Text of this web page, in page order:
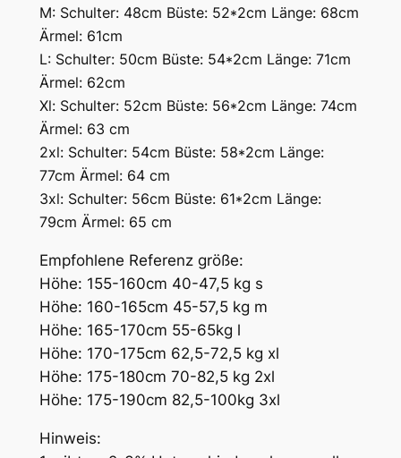
M: Schulter: 48cm Büste: 52*2cm Länge: 68cm
Ärmel: 61cm
L: Schulter: 50cm Büste: 54*2cm Länge: 71cm
Ärmel: 62cm
Xl: Schulter: 52cm Büste: 56*2cm Länge: 74cm
Ärmel: 63 cm
2xl: Schulter: 54cm Büste: 58*2cm Länge:
77cm Ärmel: 64 cm
3xl: Schulter: 56cm Büste: 61*2cm Länge:
79cm Ärmel: 65 cm
Empfohlene Referenz größe:
Höhe: 155-160cm 40-47,5 kg s
Höhe: 160-165cm 45-57,5 kg m
Höhe: 165-170cm 55-65kg l
Höhe: 170-175cm 62,5-72,5 kg xl
Höhe: 175-180cm 70-82,5 kg 2xl
Höhe: 175-190cm 82,5-100kg 3xl
Hinweis: